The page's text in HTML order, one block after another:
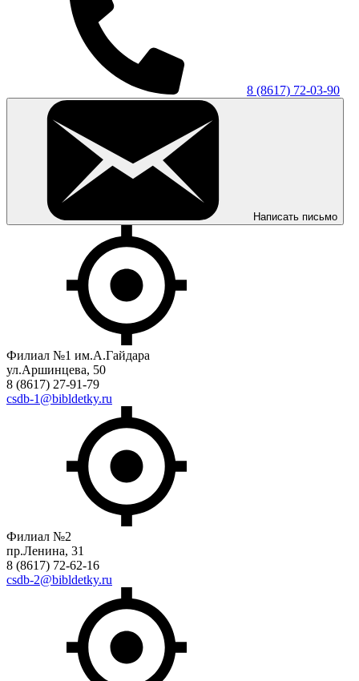
8 (8617) 72-03-90
Написать письмо
Филиал №1 им.А.Гайдара
ул.Аршинцева, 50
8 (8617) 27-91-79
csdb-1@bibldetky.ru
Филиал №2
пр.Ленина, 31
8 (8617) 72-62-16
csdb-2@bibldetky.ru